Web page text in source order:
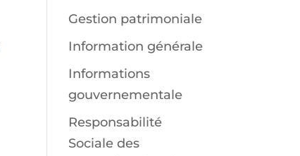
Gestion patrimoniale
Information générale
Informations
gouvernementale
Responsabilité
Sociale des